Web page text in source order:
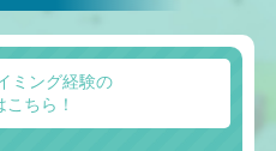
ミング経験の
ちら！